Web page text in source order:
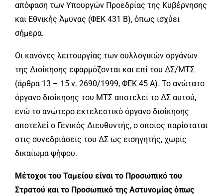
απόφαση των Υπουργών Προεδρίας της Κυβέρνησης
και Εθνικής Άμυνας (ΦΕΚ 431 Β), όπως ισχύει
σήμερα.
Οι κανόνες λειτουργίας των συλλογικών οργάνων
της Διοίκησης εφαρμόζονται και επί του ΔΣ/ΜΤΣ
(άρθρα 13 – 15 ν. 2690/1999, ΦΕΚ 45 Α). Το ανώτατο
όργανο διοίκησης του ΜΤΣ αποτελεί το ΔΣ αυτού,
ενώ το ανώτερο εκτελεστικό όργανο διοίκησης
αποτελεί ο Γενικός Διευθυντής, ο οποίος παρίσταται
στις συνεδριάσεις του ΔΣ ως εισηγητής, χωρίς
δικαίωμα ψήφου.
Μέτοχοι του Ταμείου είναι το Προσωπικό του
Στρατού και το Προσωπικό της Αστυνομίας όπως